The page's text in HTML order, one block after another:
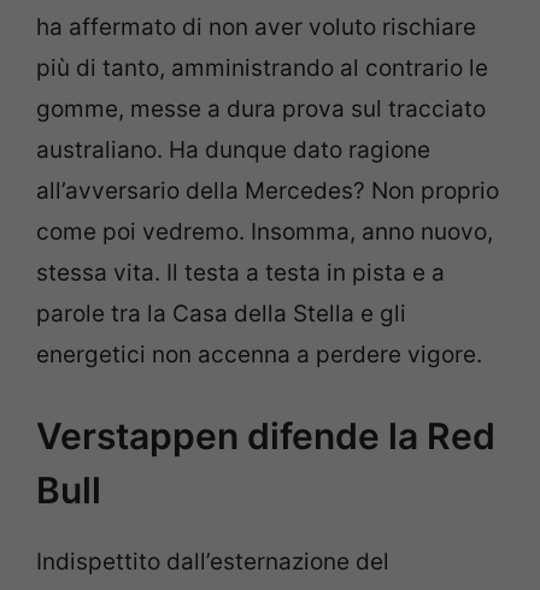
ha affermato di non aver voluto rischiare
più di tanto, amministrando al contrario le
gomme, messe a dura prova sul tracciato
australiano. Ha dunque dato ragione
all’avversario della Mercedes? Non proprio
come poi vedremo. Insomma, anno nuovo,
stessa vita. Il testa a testa in pista e a
parole tra la Casa della Stella e gli
energetici non accenna a perdere vigore.
Verstappen difende la Red
Bull
Indispettito dall’esternazione del